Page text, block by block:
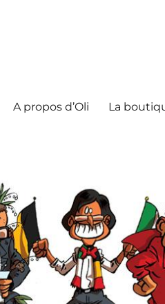
A propos d’Oli La